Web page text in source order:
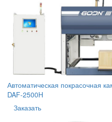
Автоматическая покрасочная
DAF-2500H
Заказать